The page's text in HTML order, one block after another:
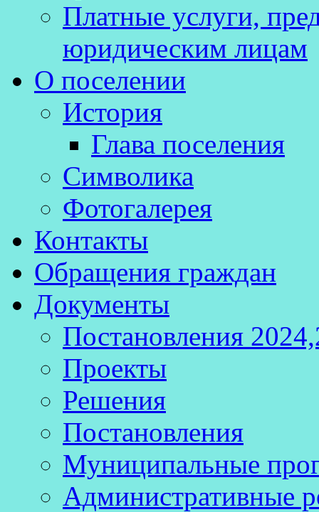
Платные услуги,
юридическим лицам
О поселении
История
Глава поселения
Символика
Фотогалерея
Контакты
Обращения граждан
Документы
Постановления
Проекты
Решения
Постановления
Муниципальные
Административные